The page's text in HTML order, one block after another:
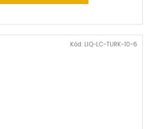
Kód: LIQ-LC-TURK-10-6